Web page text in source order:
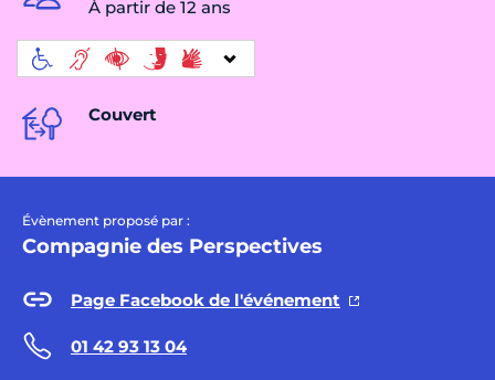
À partir de 12 ans
Couvert
Évènement proposé par :
Compagnie des Perspectives
Page Facebook de l'événement
01 42 93 13 04